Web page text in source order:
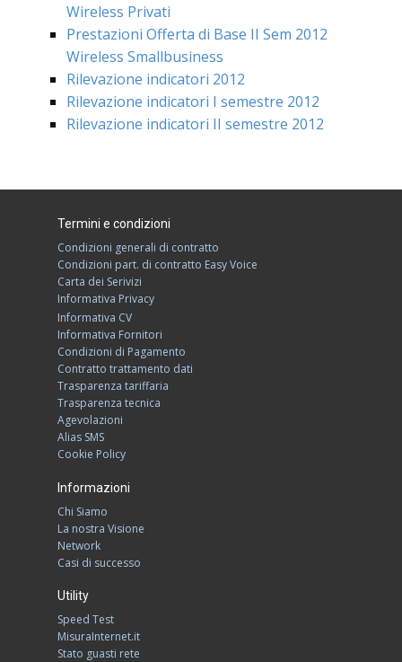
Wireless Privati
Prestazioni Offerta di Base II Sem 2012
Wireless Smallbusiness
Rilevazione indicatori 2012
Rilevazione indicatori I semestre 2012
Rilevazione indicatori II semestre 2012
Termini e condizioni
Condizioni generali di contratto
Condizioni part. di contratto Easy Voice
Carta dei Serivizi
Informativa Privacy
Informativa CV
Informativa Fornitori
Condizioni di Pagamento
Contratto trattamento dati
Trasparenza tariffaria
Trasparenza tecnica
Agevolazioni
Alias SMS
Cookie Policy
Informazioni
Chi Siamo
La nostra Visione
Network
Casi di successo
Utility
Speed Test
MisuraInternet.it
Stato guasti rete